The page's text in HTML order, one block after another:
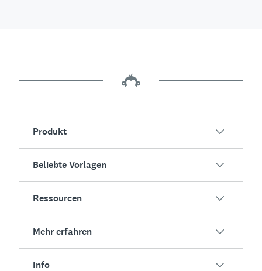
Produkt
Umfragen
KI-Umfragegenerator
Online-Formulare
Marktforschung
Beliebte Vorlagen
Mitarbeiterengagement
Event-Feedback
Ressourcen
Blog
Mehr erfahren
Info